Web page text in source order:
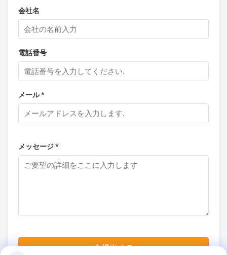
会社名
電話番号
メール *
メッセージ *
今提出する